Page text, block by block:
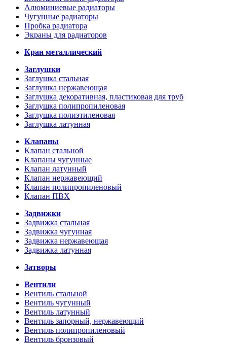
Алюминиевые радиаторы
Чугунные радиаторы
Пробка радиатора
Экраны для радиаторов
Кран металлический
Заглушки
Заглушка стальная
Заглушка нержавеющая
Заглушка декоративная, пластиковая для труб
Заглушка полипропиленовая
Заглушка полиэтиленовая
Заглушка латунная
Клапаны
Клапан стальной
Клапаны чугунные
Клапан латунный
Клапан нержавеющий
Клапан полипропиленовый
Клапан ПВХ
Задвижки
Задвижка стальная
Задвижка чугунная
Задвижка нержавеющая
Задвижка латунная
Затворы
Вентили
Вентиль стальной
Вентиль чугунный
Вентиль латунный
Вентиль запорный, нержавеющий
Вентиль полипропиленовый
Вентиль бронзовый